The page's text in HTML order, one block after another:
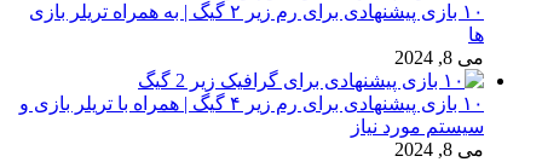
۱۰ بازی پیشنهادی برای رم زیر ۲ گیگ | به همراه تریلر بازی
ها
می 8, 2024
۱۰ بازی پیشنهادی برای رم زیر ۴ گیگ | همراه با تریلر بازی و
سیستم مورد نیاز
می 8, 2024